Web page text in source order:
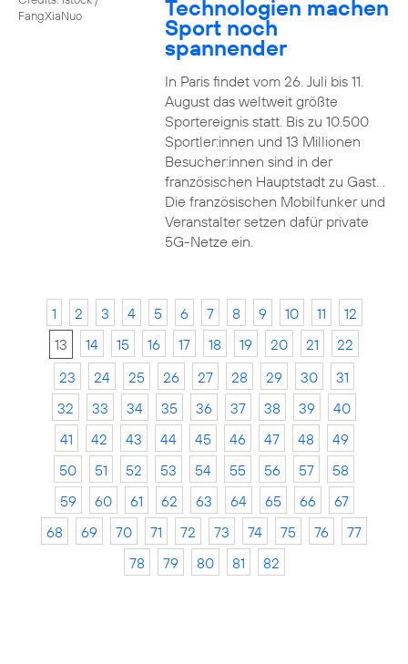
FangXiaNuo
Technologien machen
Sport noch
spannender
In Paris findet vom 26. Juli bis 11.
August das weltweit größte
Sportereignis statt. Bis zu 10.500
Sportler:innen und 13 Millionen
Besucher:innen sind in der
französischen Hauptstadt zu Gast. .
Die französischen Mobilfunker und
Veranstalter setzen dafür private
5G-Netze ein.
1 2 3 4 5 6 7 8 9 10 11
12
13
14 15 16 17 18 19 20 21
22
23
24 25 26 27 28 29 30
31
32
33 34 35 36 37 38 39
40
41
42 43 44 45 46 47 48
49
50
51 52 53 54 55 56 57
58
59
60 61 62 63 64 65 66
67
68
69 70 71 72 73 74 75 76
77
78
79 80 81 82